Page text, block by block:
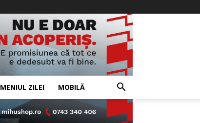
MENIUL ZILEI MOBILĂ